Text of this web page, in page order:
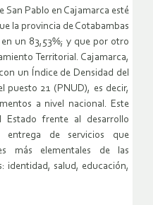
Pablo en Cajamarca esté
la provincia de Cotabambas
un 83,53%; y que por otro
Territorial. Cajamarca,
un Índice de Densidad del
puesto 21 (PNUD), es decir,
a nivel nacional. Este
frente al desarrollo
entrega de servicios que
más elementales de las
identidad, salud, educación,